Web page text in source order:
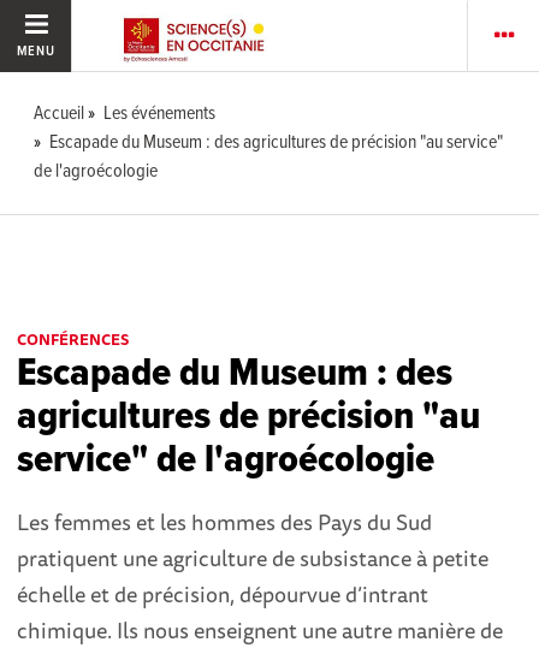
MENU
Accueil
Les événements
Escapade du Museum : des agricultures de précision "au service"
de l'agroécologie
CONFÉRENCES
Escapade du Museum : des
agricultures de précision "au
service" de l'agroécologie
Les femmes et les hommes des Pays du Sud
pratiquent une agriculture de subsistance à petite
échelle et de précision, dépourvue d’intrant
chimique. Ils nous enseignent une autre manière de